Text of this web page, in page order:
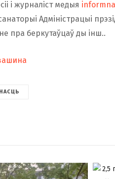
і журналіст медыя
Адміністрацыі
пра беркутаўцаў ды інш..